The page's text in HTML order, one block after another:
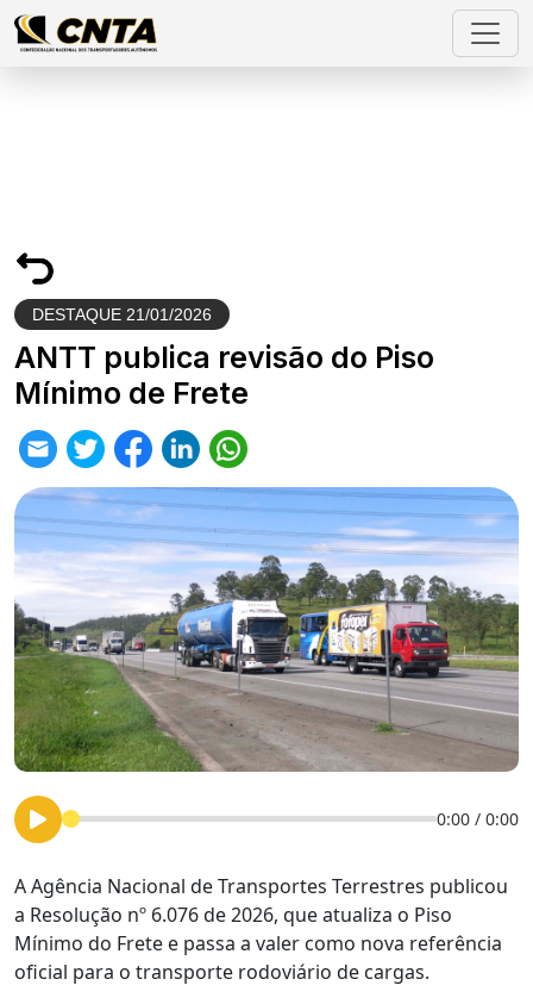
DESTAQUE 21/01/2026
ANTT publica revisão do Piso
Mínimo de Frete
0:00 / 0:00
A Agência Nacional de Transportes Terrestres publicou
a Resolução nº 6.076 de 2026, que atualiza o Piso
Mínimo do Frete e passa a valer como nova referência
oficial para o transporte rodoviário de cargas.